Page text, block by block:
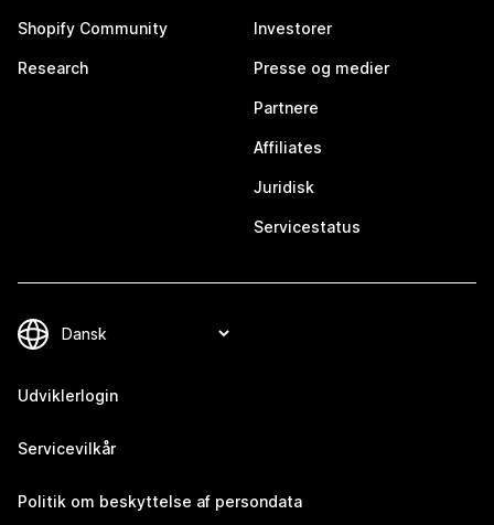
Shopify Community
Research
Investorer
Presse og medier
Partnere
Affiliates
Juridisk
Servicestatus
Udviklerlogin
Servicevilkår
Politik om beskyttelse af persondata